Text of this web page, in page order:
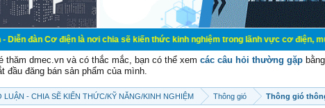
điện là nơi chia sẽ kiến thức kinh nghiệm trong lãnh vực cơ điện, mua bán,
thăm dmec.vn và có thắc mắc, bạn có thể xem các câu hỏi thường gặp
đầu đăng bán sản phẩm của mình.
LUẬN - CHIA SẼ KIẾN THỨC/KỸ NĂNG/KINH NGHIỆM Thông gió Thông gió